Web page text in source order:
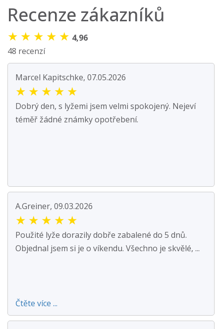
Recenze zákazníků
★ ★ ★ ★ ★ 4,96
48 recenzí
Marcel Kapitschke, 07.05.2026
★ ★ ★ ★ ★
Dobrý den, s lyžemi jsem velmi spokojený. Nejeví
téměř žádné známky opotřebení.
A.Greiner, 09.03.2026
★ ★ ★ ★ ★
Použité lyže dorazily dobře zabalené do 5 dnů.
Objednal jsem si je o víkendu. Všechno je skvělé, ...
Čtěte více ...